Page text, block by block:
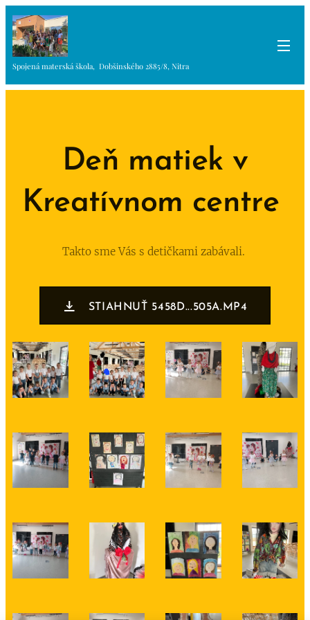
Spojená materská škola, Dobšinského 2885/8, Nitra
Deň matiek v
Kreatívnom centre
Takto sme Vás s detičkami zabávali.
STIAHNUŤ 5458D...505A.MP4